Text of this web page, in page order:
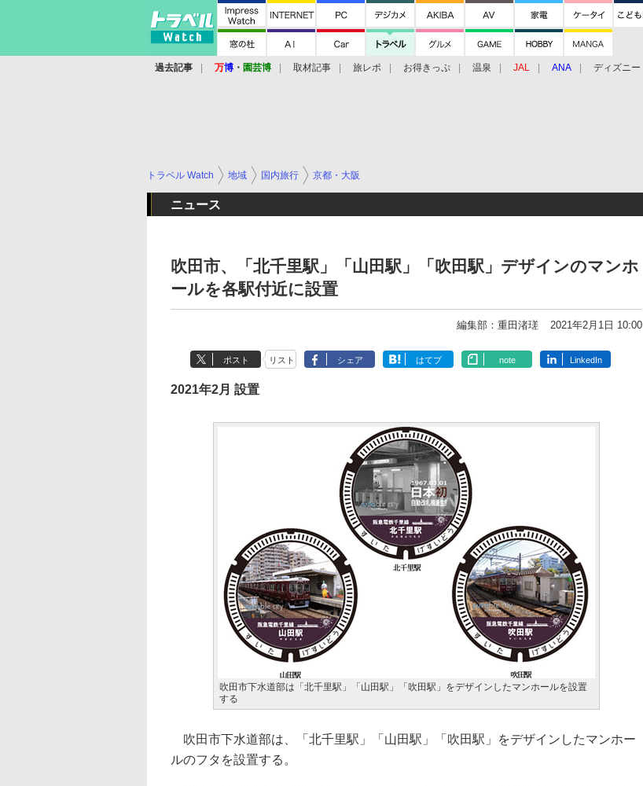
過去記事 万博 ・ 園芸博 取材記事 旅レポ お得きっぷ 温泉 JAL ANA ディズニー
トラベル Watch 地域 国内旅行 京都・大阪
ニュース
吹田市、「北千里駅」「山田駅」「吹田駅」デザインのマンホ
ールを各駅付近に設置
編集部：重田渚瑳 2021年2月1日 10:00
ポスト リスト シェア はてブ note LinkedIn
2021年2月 設置
吹田市下水道部は「北千里駅」「山田駅」「吹田駅」をデザインしたマンホールを設置
する
吹田市下水道部は、「北千里駅」「山田駅」「吹田駅」をデザインしたマンホー
ルのフタを設置する。